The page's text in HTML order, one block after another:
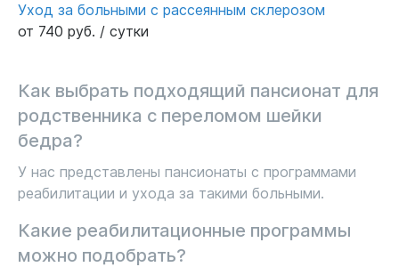
Уход за больными с рассеянным склерозом
от 740 руб. / сутки
Как выбрать подходящий пансионат для
родственника с переломом шейки
бедра?
У нас представлены пансионаты с программами
реабилитации и ухода за такими больными.
Какие реабилитационные программы
можно подобрать?